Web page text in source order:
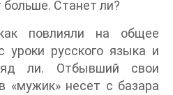
Станет ли?
повлияли на общее
уроки русского языка и
ли. Отбывший свои
«мужик» несет с базара